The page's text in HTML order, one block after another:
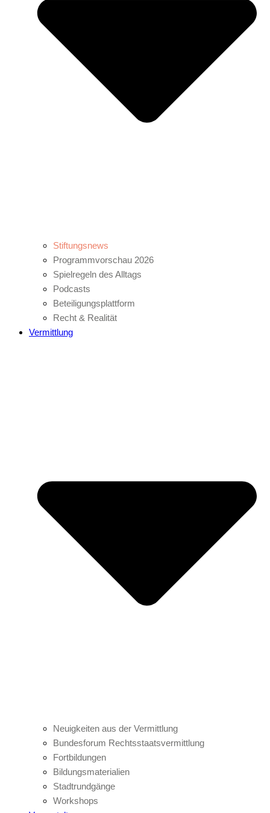
Stiftungsnews
Programmvorschau 2026
Spielregeln des Alltags
Podcasts
Beteiligungsplattform
Recht & Realität
Vermittlung
Neuigkeiten aus der Vermittlung
Bundesforum Rechtsstaatsvermittlung
Fortbildungen
Bildungsmaterialien
Stadtrundgänge
Workshops